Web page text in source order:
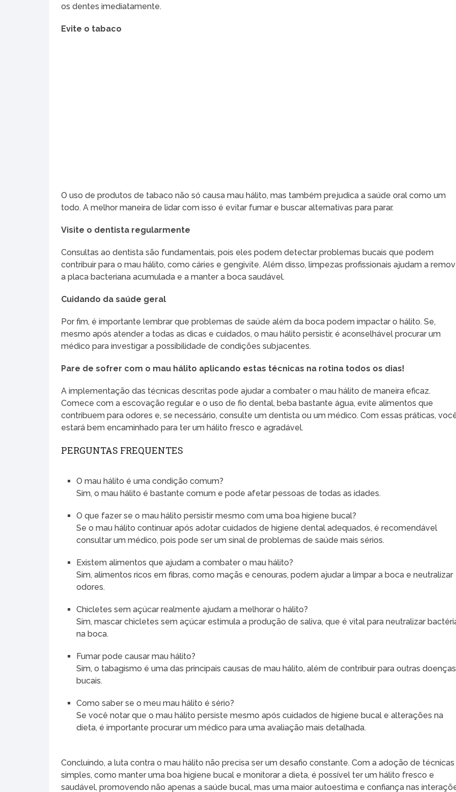
os dentes imediatamente.
Evite o tabaco
O uso de produtos de tabaco não só causa mau hálito, mas também prejudica a saúde oral como um
todo. A melhor maneira de lidar com isso é evitar fumar e buscar alternativas para parar.
Visite o dentista regularmente
Consultas ao dentista são fundamentais, pois eles podem detectar problemas bucais que podem
contribuir para o mau hálito, como cáries e gengivite. Além disso, limpezas profissionais ajudam a
a placa bacteriana acumulada e a manter a boca saudável.
Cuidando da saúde geral
Por fim, é importante lembrar que problemas de saúde além da boca podem impactar o hálito. Se,
mesmo após atender a todas as dicas e cuidados, o mau hálito persistir, é aconselhável procurar um
médico para investigar a possibilidade de condições subjacentes.
Pare de sofrer com o mau hálito aplicando estas técnicas na rotina todos os dias!
A implementação das técnicas descritas pode ajudar a combater o mau hálito de maneira eficaz.
Comece com a escovação regular e o uso de fio dental, beba bastante água, evite alimentos que
contribuem para odores e, se necessário, consulte um dentista ou um médico. Com essas práticas,
estará bem encaminhado para ter um hálito fresco e agradável.
PERGUNTAS FREQUENTES
O mau hálito é uma condição comum?
Sim, o mau hálito é bastante comum e pode afetar pessoas de todas as idades.
O que fazer se o mau hálito persistir mesmo com uma boa higiene bucal?
Se o mau hálito continuar após adotar cuidados de higiene dental adequados, é recomendável
consultar um médico, pois pode ser um sinal de problemas de saúde mais sérios.
Existem alimentos que ajudam a combater o mau hálito?
Sim, alimentos ricos em fibras, como maçãs e cenouras, podem ajudar a limpar a boca e neutralizar
odores.
Chicletes sem açúcar realmente ajudam a melhorar o hálito?
Sim, mascar chicletes sem açúcar estimula a produção de saliva, que é vital para neutralizar
na boca.
Fumar pode causar mau hálito?
Sim, o tabagismo é uma das principais causas de mau hálito, além de contribuir para outras doenças
bucais.
Como saber se o meu mau hálito é sério?
Se você notar que o mau hálito persiste mesmo após cuidados de higiene bucal e alterações na
dieta, é importante procurar um médico para uma avaliação mais detalhada.
Concluindo, a luta contra o mau hálito não precisa ser um desafio constante. Com a adoção de técnicas
simples, como manter uma boa higiene bucal e monitorar a dieta, é possível ter um hálito fresco e
saudável, promovendo não apenas a saúde bucal, mas uma maior autoestima e confiança nas